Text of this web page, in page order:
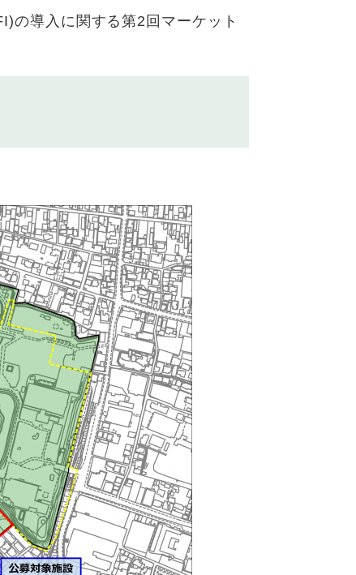
の導入に関する第2回マーケット